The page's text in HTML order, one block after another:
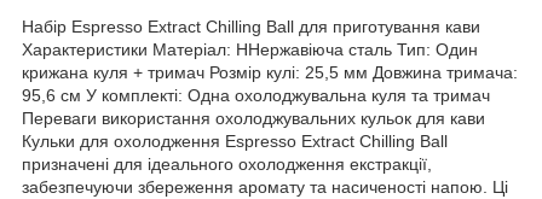
Набір Espresso Extract Chilling Ball для приготування кави
Характеристики Матеріал: ННержавіюча сталь Тип: Один
крижана куля + тримач Розмір кулі: 25,5 мм Довжина тримача:
95,6 см У комплекті: Одна охолоджувальна куля та тримач
Переваги використання охолоджувальних кульок для кави
Кульки для охолодження Espresso Extract Chilling Ball
призначені для ідеального охолодження екстракції,
забезпечуючи збереження аромату та насиченості напою. Ці